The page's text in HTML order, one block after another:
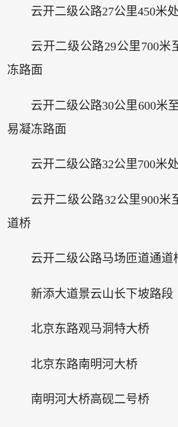
云开二级公路27公里450米
云开二级公路29公里700米
冻路面
云开二级公路30公里600米
易凝冻路面
云开二级公路32公里700米
云开二级公路32公里900米
道桥
云开二级公路马场匝道通道
新添大道景云山长下坡路段
北京东路观马洞特大桥
北京东路南明河大桥
南明河大桥高砚二号桥